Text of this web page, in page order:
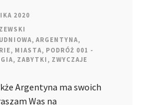
2020
, ARGENTYNA,
, MIASTA, PODRÓŻ 001 -
, ZABYTKI , ZWYCZAJE
Argentyna ma swoich
Was na